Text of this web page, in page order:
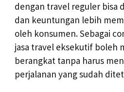
dengan travel reguler bisa
dan keuntungan lebih
oleh konsumen. Sebagai
jasa travel eksekutif boleh
berangkat tanpa harus
perjalanan yang sudah